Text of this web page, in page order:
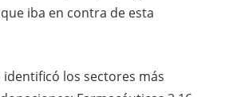
iba en contra de esta
los sectores más